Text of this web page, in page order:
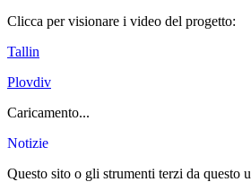
Clicca per visionare i video del progetto:
Tallin
Plovdiv
Caricamento...
Notizie
Questo sito o gli strumenti terzi da questo